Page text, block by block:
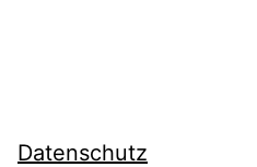
Datenschutz